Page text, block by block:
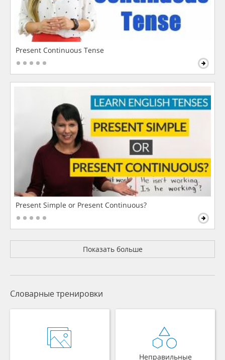
Present Continuous Tense
Present Simple or Present Continuous?
Показать больше
Словарные тренировки
Неправильные